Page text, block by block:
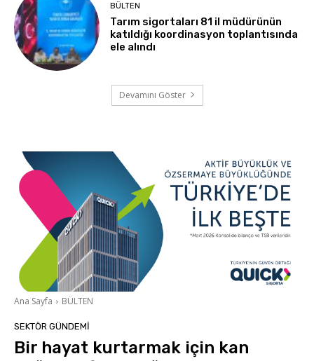
BÜLTEN
Tarım sigortaları 81 il müdürünün
katıldığı koordinasyon toplantısında
ele alındı
Devamını Göster